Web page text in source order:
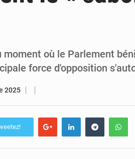
moment où le Parlement
force d'opposition
2025